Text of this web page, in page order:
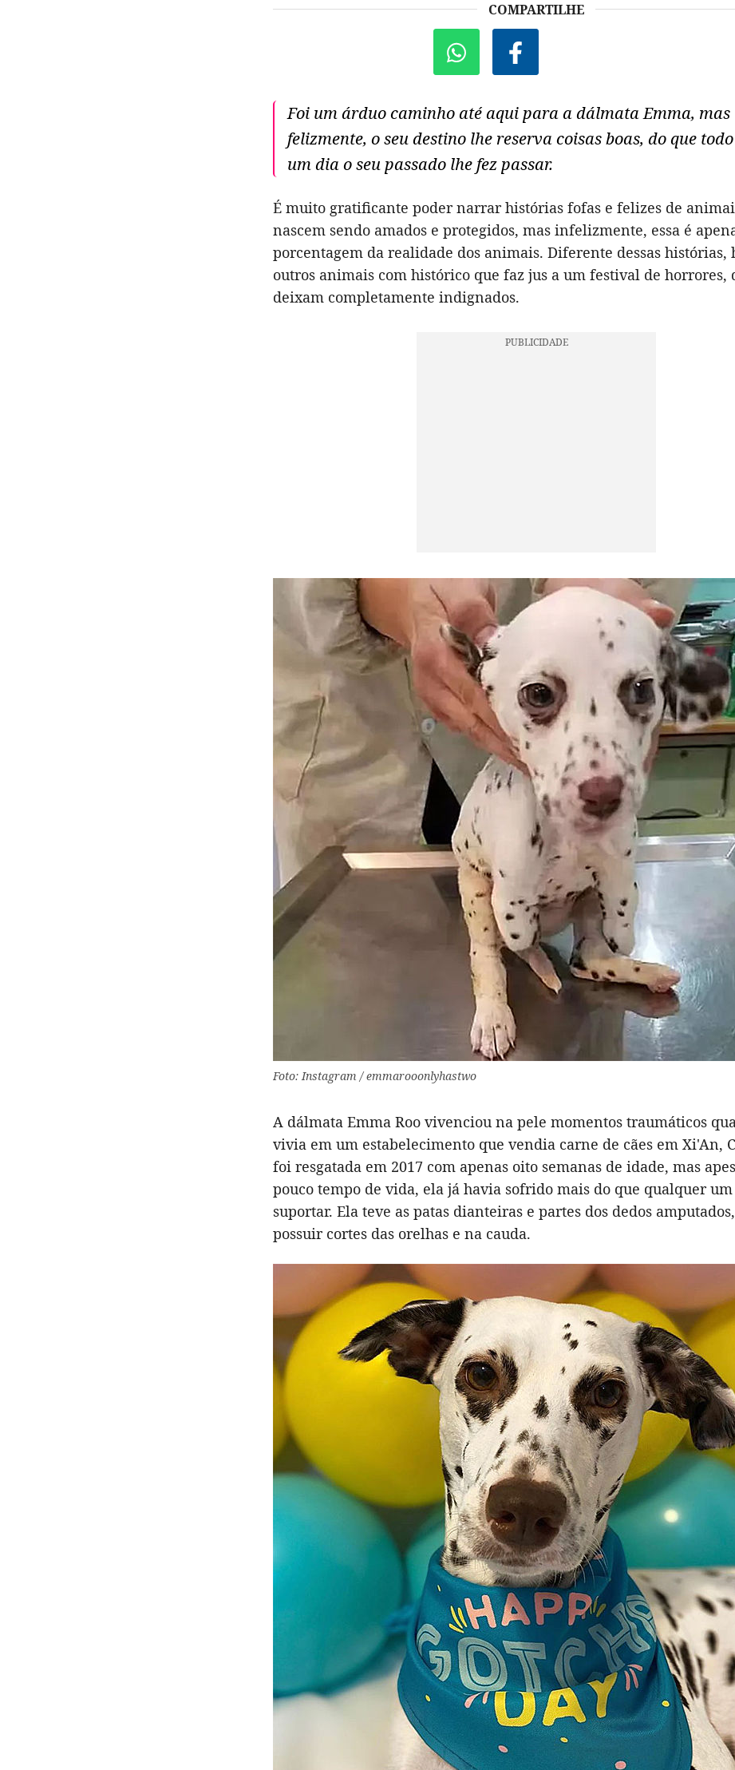
COMPARTILHE
Foi um árduo caminho até aqui para a dálmata Emma, mas
felizmente, o seu destino lhe reserva coisas boas, do que
um dia o seu passado lhe fez passar.
É muito gratificante poder narrar histórias fofas e felizes de
nascem sendo amados e protegidos, mas infelizmente, essa é
porcentagem da realidade dos animais. Diferente dessas histórias,
outros animais com histórico que faz jus a um festival de horrores,
deixam completamente indignados.
Foto: Instagram / emmarooonlyhastwo
A dálmata Emma Roo vivenciou na pele momentos traumáticos
vivia em um estabelecimento que vendia carne de cães em Xi'An,
foi resgatada em 2017 com apenas oito semanas de idade, mas
pouco tempo de vida, ela já havia sofrido mais do que qualquer
suportar. Ela teve as patas dianteiras e partes dos dedos
possuir cortes das orelhas e na cauda.